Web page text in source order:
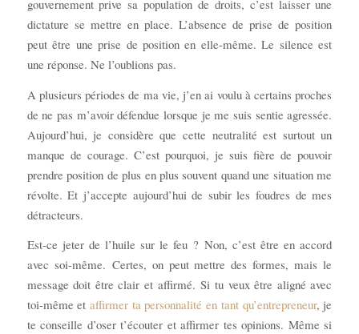
gouvernement prive sa population de droits, c’est laisser une
dictature se mettre en place. L’absence de prise de position
peut être une prise de position en elle-même. Le silence est
une réponse. Ne l’oublions pas.
A plusieurs périodes de ma vie, j’en ai voulu à certains proches
de ne pas m’avoir défendue lorsque je me suis sentie agressée.
Aujourd’hui, je considère que cette neutralité est surtout un
manque de courage. C’est pourquoi, je suis fière de pouvoir
prendre position de plus en plus souvent quand une situation me
révolte. Et j’accepte aujourd’hui de subir les foudres de mes
détracteurs.
Est-ce jeter de l’huile sur le feu ? Non, c’est être en accord
avec soi-même. Certes, on peut mettre des formes, mais le
message doit être clair et affirmé. Si tu veux être aligné avec
toi-même etaffirmer ta personnalité en tant qu’entrepreneur, je
te conseille d’oser t’écouter et affirmer tes opinions. Même si